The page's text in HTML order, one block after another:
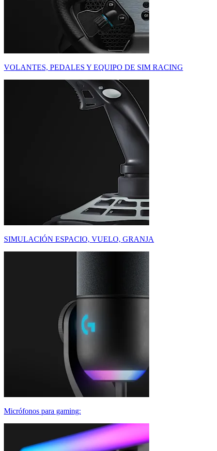
VOLANTES, PEDALES Y EQUIPO DE SIM RACING
SIMULACIÓN ESPACIO, VUELO, GRANJA
Micrófonos para gaming: